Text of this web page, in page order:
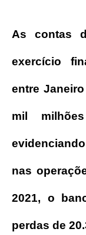
As contas
exercício
entre
mil
nas
2021, o
perdas de